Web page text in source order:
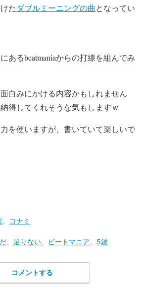
たダブルミーニングの曲となってい
あるbeatmaniaからの打線を組んでみ
白みにかける内容かもしれません
得してくれそうな気もしますｗ
を使いますが、書いていて楽しいで
コナミ
足りない ビートマニア 5鍵
コメントする